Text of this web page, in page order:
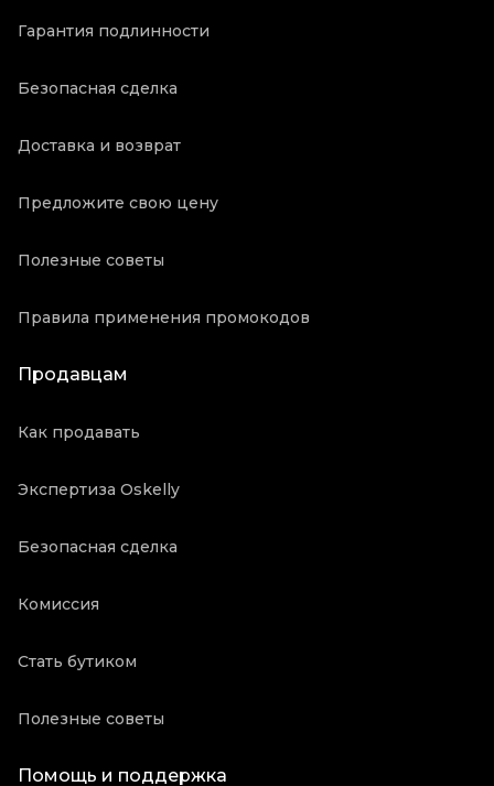
Гарантия подлинности
Безопасная сделка
Доставка и возврат
Предложите свою цену
Полезные советы
Правила применения промокодов
Продавцам
Как продавать
Экспертиза Oskelly
Безопасная сделка
Комиссия
Стать бутиком
Полезные советы
Помощь и поддержка